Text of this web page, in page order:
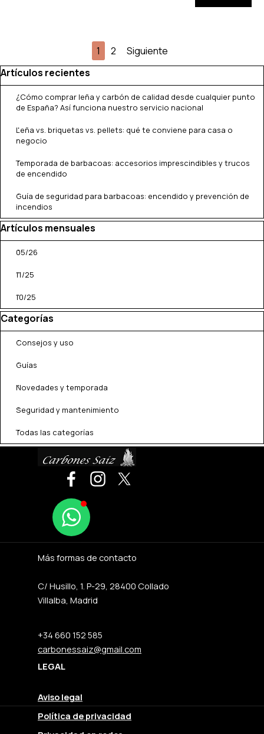
Página actual:
1 Ir a la página:
2
Siguiente
Saltar el bloque Artículos recientes
Artículos recientes
¿Cómo comprar leña y carbón de calidad desde cualquier punto
de España? Así funciona nuestro servicio nacional
Leña vs. briquetas vs. pellets: qué te conviene para casa o
negocio
Temporada de barbacoas: accesorios imprescindibles y trucos
de encendido
Guía de seguridad para barbacoas: encendido y prevención de
incendios
Saltar el bloque Artículos mensuales
Artículos mensuales
05/26
11/25
10/25
Saltar el bloque Categorías
Categorías
Consejos y uso
Guías
Novedades y temporada
Seguridad y mantenimiento
Todas las categorías
Más formas de contacto
C/ Husillo, 1. P-29, 28400 Collado
Villalba, Madrid
+34 660 152 585
carbonessaiz@gmail.com
LEGAL
Aviso legal
Política de privacidad